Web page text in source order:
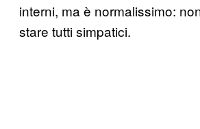
interni, ma è normalissimo:
stare tutti simpatici.